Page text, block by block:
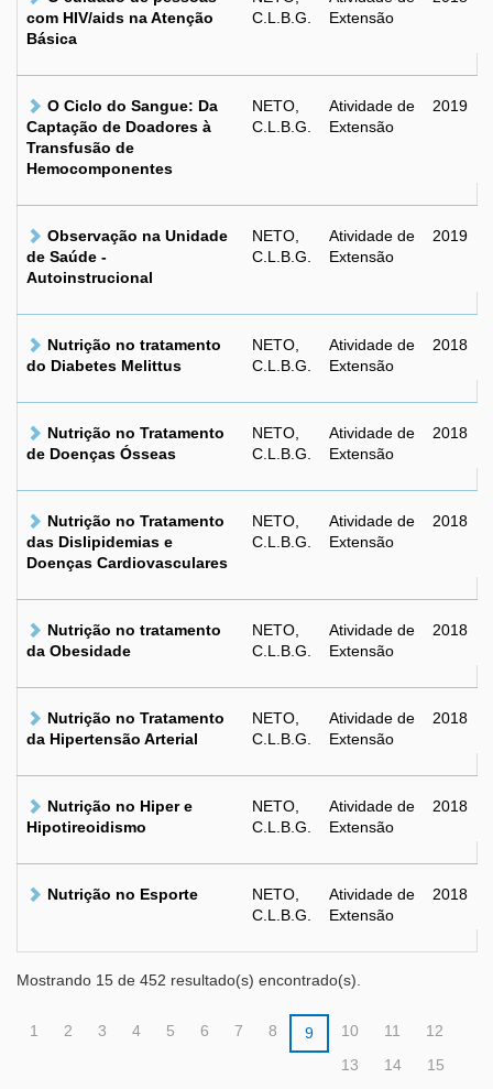
com HIV/aids na Atenção
Básica
C.L.B.G.
Extensão
O Ciclo do Sangue: Da
Captação de Doadores à
Transfusão de
Hemocomponentes
NETO,
C.L.B.G.
Atividade de
Extensão
2019
Observação na Unidade
de Saúde -
Autoinstrucional
NETO,
C.L.B.G.
Atividade de
Extensão
2019
Nutrição no tratamento
do Diabetes Melittus
NETO,
C.L.B.G.
Atividade de
Extensão
2018
Nutrição no Tratamento
de Doenças Ósseas
NETO,
C.L.B.G.
Atividade de
Extensão
2018
Nutrição no Tratamento
das Dislipidemias e
Doenças Cardiovasculares
NETO,
C.L.B.G.
Atividade de
Extensão
2018
Nutrição no tratamento
da Obesidade
NETO,
C.L.B.G.
Atividade de
Extensão
2018
Nutrição no Tratamento
da Hipertensão Arterial
NETO,
C.L.B.G.
Atividade de
Extensão
2018
Nutrição no Hiper e
Hipotireoidismo
NETO,
C.L.B.G.
Atividade de
Extensão
2018
Nutrição no Esporte
NETO,
C.L.B.G.
Atividade de
Extensão
2018
Mostrando 15 de 452 resultado(s) encontrado(s).
1 2 3 4 5 6 7 8 9 10 11
12
13
14 15